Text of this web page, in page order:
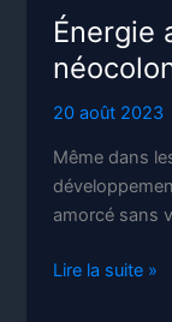
la
sauce
libérale
Énergie
20 août 2023
Même dans
amorcé sans
Énergie
Lire la suite »